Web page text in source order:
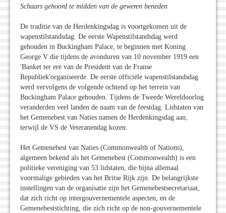
Schaars gehoord te midden van de geweren beneden
De traditie van de Herdenkingsdag is voortgekomen uit de
wapenstilstandsdag. De eerste Wapenstilstandsdag werd
gehouden in Buckingham Palace, te beginnen met Koning
George V die tijdens de avonduren van 10 november 1919 een
'Banket ter ere van de President van de Franse
Republiek'organiseerde. De eerste officiële wapenstilstandsdag
werd vervolgens de volgende ochtend op het terrein van
Buckingham Palace gehouden. Tijdens de Tweede Wereldoorlog
veranderden veel landen de naam van de feestdag. Lidstaten van
het Gemenebest van Naties namen de Herdenkingsdag aan,
terwijl de VS de Veteranendag kozen.
Het Gemenebest van Naties (Commonwealth of Nations),
algemeen bekend als het Gemenebest (Commonwealth) is een
politieke vereniging van 53 lidstaten, die bijna allemaal
voormalige gebieden van het Britse Rijk zijn. De belangrijkste
instellingen van de organisatie zijn het Gemenebestsecretariaat,
dat zich richt op intergouvernementele aspecten, en de
Gemenebeststichting, die zich richt op de non-gouvernementele